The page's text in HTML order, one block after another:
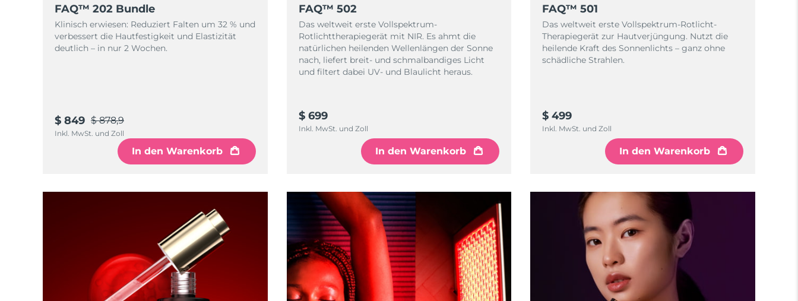
FAQ™ 202 Bundle
Klinisch erwiesen: Reduziert Falten um 32 % und
verbessert die Hautfestigkeit und Elastizität
deutlich – in nur 2 Wochen.
$ 849 $ 878,9
Inkl. MwSt. und Zoll
In den Warenkorb
FAQ™ 502
Das weltweit erste Vollspektrum-
Rotlichttherapiegerät mit NIR. Es ahmt die
natürlichen heilenden Wellenlängen der Sonne
nach, liefert breit- und schmalbandiges Licht
und filtert dabei UV- und Blaulicht heraus.
$ 699
Inkl. MwSt. und Zoll
In den Warenkorb
FAQ™ 501
Das weltweit erste Vollspektrum-Rotlicht-
Therapiegerät zur Hautverjüngung. Nutzt die
heilende Kraft des Sonnenlichts – ganz ohne
schädliche Strahlen.
$ 499
Inkl. MwSt. und Zoll
In den Warenkorb